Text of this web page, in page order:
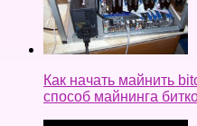
Как начать майнить
способ майнинга